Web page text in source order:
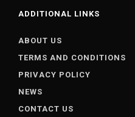
ADDITIONAL LINKS
ABOUT US
TERMS AND CONDITIONS
PRIVACY POLICY
NEWS
CONTACT US